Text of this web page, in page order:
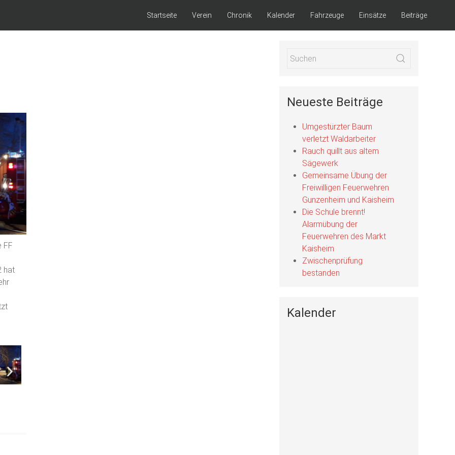
Startseite Verein Chronik Kalender Fahrzeuge Einsätze Beiträge
FF
hat
Neueste Beiträge
Umgestürzter Baum
verletzt Waldarbeiter
Rauch quillt aus altem
Sägewerk
Gemeinsame Übung der
Freiwilligen Feuerwehren
Gunzenheim und Kaisheim
Die Schule brennt!
Alarmübung der
Feuerwehren des Markt
Kaisheim
Zwischenprüfung
bestanden
Kalender